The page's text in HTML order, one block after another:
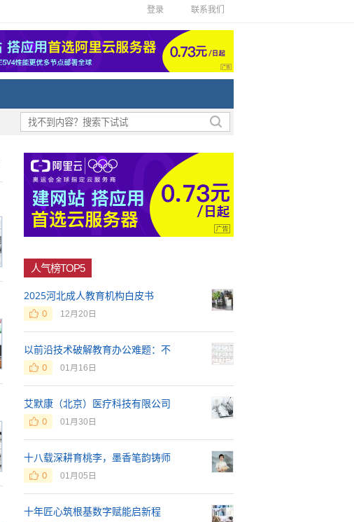
登录 联系我们
人气榜TOP5
2025河北成人教育机构白皮书
0 12月20日
以前沿技术破解教育办公难题：不
0 01月16日
艾默康（北京）医疗科技有限公司
0 01月30日
十八载深耕育桃李，墨香笔韵铸师
0 01月05日
十年匠心筑根基数字赋能启新程